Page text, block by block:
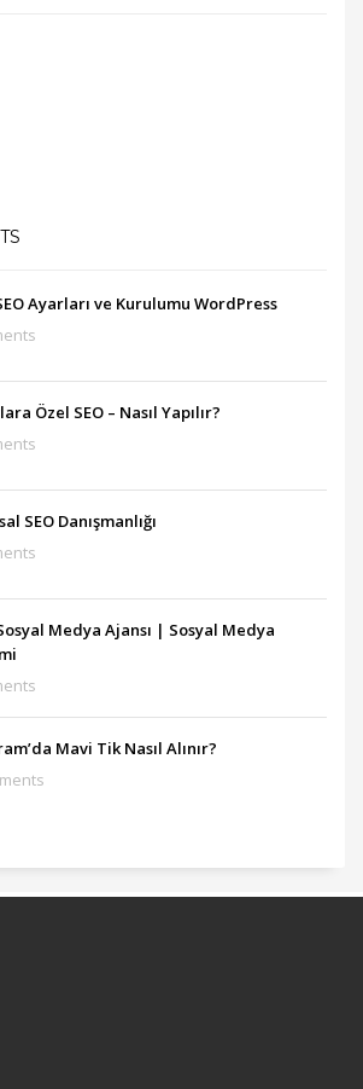
Ayarları ve Kurulumu WordPress
Özel SEO – Nasıl Yapılır?
SEO Danışmanlığı
Medya Ajansı‎ | Sosyal Medya
Mavi Tik Nasıl Alınır?